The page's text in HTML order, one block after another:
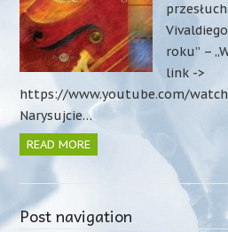
roku” –
link ->
https://www.youtube.com/
Narysujcie…
READ MORE
Post navigation